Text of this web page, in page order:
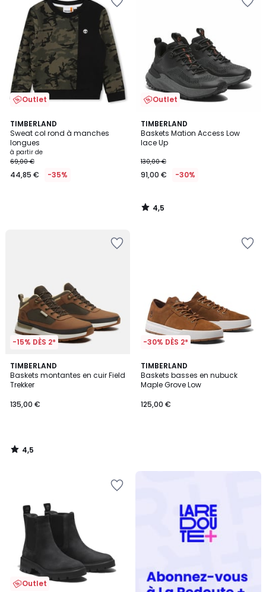
Outlet
TIMBERLAND
Sweat col rond à manches
longues
à partir de
69,00 €
44,85 € -35%
Outlet
TIMBERLAND
Baskets Mation Access Low
lace Up
130,00 €
91,00 € -30%
4,5
/ 5
4,5
/
-15% DÈS 2*
TIMBERLAND
Baskets montantes en cuir Field
Trekker
135,00 €
4,5
/ 5
4,5
/
-30% DÈS 2*
TIMBERLAND
Baskets basses en nubuck
Maple Grove Low
125,00 €
Outlet